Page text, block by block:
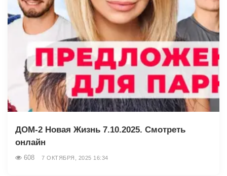
ДОМ-2 Новая Жизнь 7.10.2025. Смотреть
онлайн
608 7 ОКТЯБРЯ, 2025 16:34